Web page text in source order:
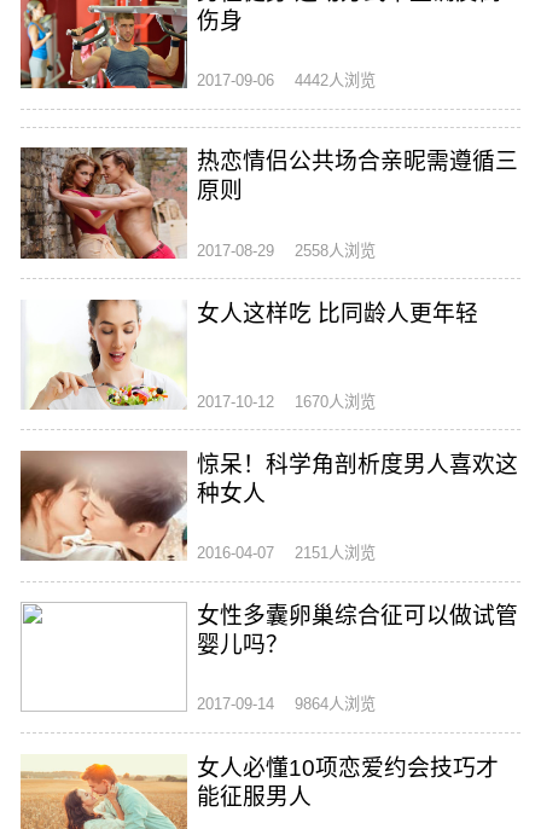
伤身
2017-09-06 4442人浏览
热恋情侣公共场合亲昵需遵循三
原则
2017-08-29 2558人浏览
女人这样吃 比同龄人更年轻
2017-10-12 1670人浏览
惊呆！科学角剖析度男人喜欢这
种女人
2016-04-07 2151人浏览
女性多囊卵巢综合征可以做试管
婴儿吗？
2017-09-14 9864人浏览
女人必懂10项恋爱约会技巧才
能征服男人